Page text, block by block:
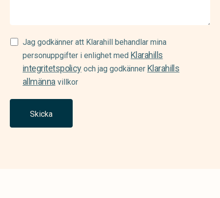
Samtycke
(Required)
Jag godkänner att Klarahill behandlar mina
personuppgifter i enlighet med Klarahills
integritetspolicyoch jag godkänner Klarahills
allmännavillkor
Skicka